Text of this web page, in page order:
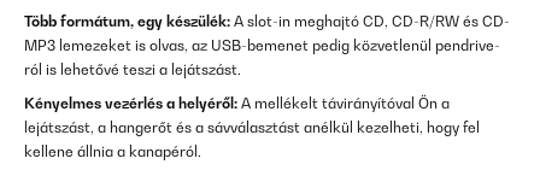
Több formátum, egy készülék: A slot-in meghajtó CD, CD-R/RW és CD-
MP3 lemezeket is olvas, az USB-bemenet pedig közvetlenül pendrive-
ról is lehetővé teszi a lejátszást.
Kényelmes vezérlés a helyéről: A mellékelt távirányítóval Ön a
lejátszást, a hangerőt és a sávválasztást anélkül kezelheti, hogy fel
kellene állnia a kanapéról.